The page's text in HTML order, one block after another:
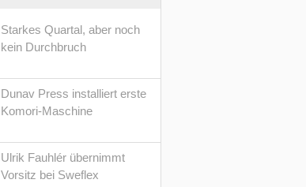
Starkes Quartal, aber noch
kein Durchbruch
Dunav Press installiert erste
Komori-Maschine
Ulrik Fauhlér übernimmt
Vorsitz bei Sweflex